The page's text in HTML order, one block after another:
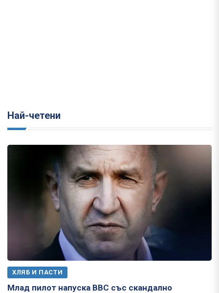
Най-четени
ХЛЯБ И ПАСТИ
Млад пилот напуска ВВС със скандално